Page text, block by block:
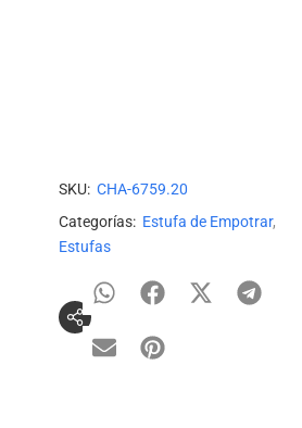
SKU: CHA-6759.20
Categorías: Estufa de Empotrar,
Estufas